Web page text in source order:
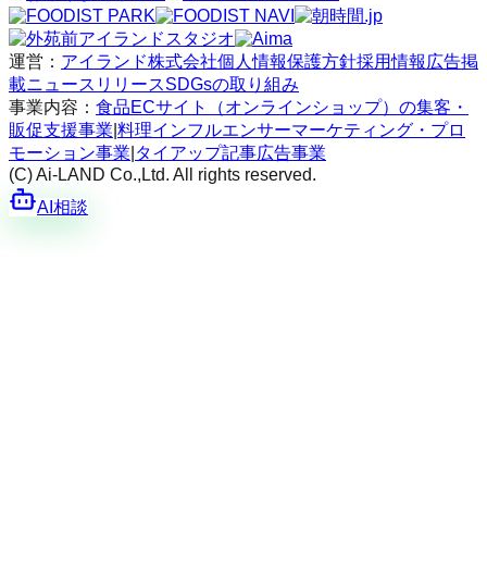
運営： アイランド株式会社個人情報保護方針採用情報 広告掲
載ニュースリリースSDGsの取り組み
事業内容： 食品ECサイト（オンラインショップ）の集客・
販促支援事業 料理インフルエンサーマーケティング・プロ
モーション事業 タイアップ記事広告事業
(C) Ai-LAND Co.,Ltd. All rights reserved.
AI相談